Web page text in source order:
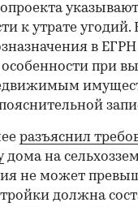
к утрате
в
при
разъяснил
дома на
не может
должна